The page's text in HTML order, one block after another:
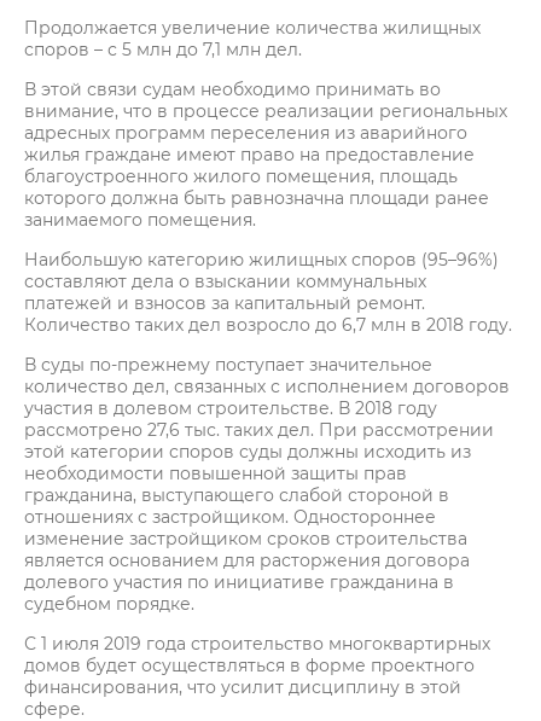
Продолжается увеличение количества жилищных
споров – с 5 млн до 7,1 млн дел.
В этой связи судам необходимо принимать во
внимание, что в процессе реализации региональных
адресных программ переселения из аварийного
жилья граждане имеют право на предоставление
благоустроенного жилого помещения, площадь
которого должна быть равнозначна площади ранее
занимаемого помещения.
Наибольшую категорию жилищных споров (95–96%)
составляют дела о взыскании коммунальных
платежей и взносов за капитальный ремонт.
Количество таких дел возросло до 6,7 млн в 2018 году.
В суды по-прежнему поступает значительное
количество дел, связанных с исполнением договоров
участия в долевом строительстве. В 2018 году
рассмотрено 27,6 тыс. таких дел. При рассмотрении
этой категории споров суды должны исходить из
необходимости повышенной защиты прав
гражданина, выступающего слабой стороной в
отношениях с застройщиком. Одностороннее
изменение застройщиком сроков строительства
является основанием для расторжения договора
долевого участия по инициативе гражданина в
судебном порядке.
С 1 июля 2019 года строительство многоквартирных
домов будет осуществляться в форме проектного
финансирования, что усилит дисциплину в этой
сфере.